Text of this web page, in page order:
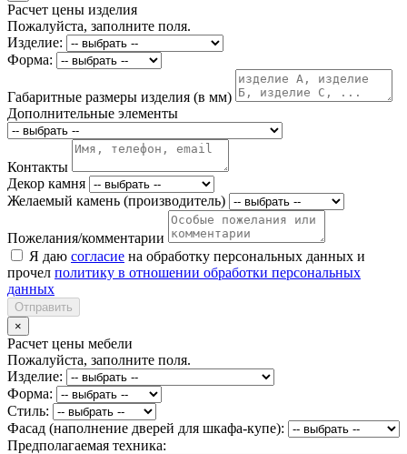
Расчет цены изделия
Пожалуйста, заполните поля.
Изделие:
Форма:
Габаритные размеры изделия (в мм)
Дополнительные элементы
Контакты
Декор камня
Желаемый камень (производитель)
Пожелания/комментарии
Я даю согласие на обработку персональных данных и
прочел политику в отношении обработки персональных
данных
Отправить
×
Расчет цены мебели
Пожалуйста, заполните поля.
Изделие:
Форма:
Стиль:
Фасад (наполнение дверей для шкафа-купе):
Предполагаемая техника: